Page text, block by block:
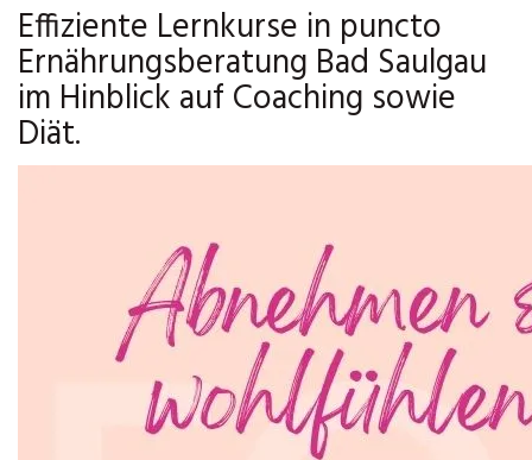
Effiziente Lernkurse in puncto
Ernährungsberatung Bad Saulgau
im Hinblick auf Coaching sowie
Diät.